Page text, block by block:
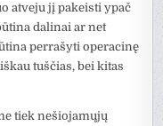
atveju jį pakeisti ypač
dalinai ar net
perrašyti operacinę
tuščias, bei kitas
tiek nešiojamųjų